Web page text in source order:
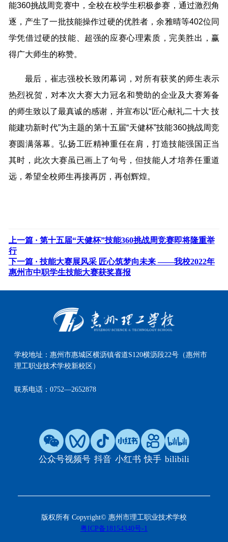
能360挑战周竞赛中，全校在校学生积极参赛，通过激烈角
逐，产生了一批技能操作过硬的优胜者，余雅晴等402位同
学凭借过硬的技能、超强的应赛心理素质，完美胜出，赢
得广大师生的称赞。
最后，崔志强校长致闭幕词，对所有获奖的师生表示
热烈祝贺，对本次大赛大力冠名和赞助的企业及大赛筹备
的师生致以了最真诚的感谢，并宣布以“匠心献礼二十大 技
能建功新时代”为主题的第十五届“天健杯”技能360挑战周竞
赛圆满落幕。弘扬工匠精神重任在肩，打造技能强国正当
其时，此次大赛虽已画上了句号，但技能人才培养任重道
远，希望全校师生再接再厉，再创辉煌。
上一篇 · 第十五届“天健杯”技能360挑战周竞赛即将隆重举
行
下一篇 · 技能大赛展风采 匠心筑梦向未来 ——我校2022年
惠州市中职学生技能大赛获奖喜报
学校地址：惠州市惠城区横沥镇省道S120横沥段22号（惠州市
理工职业技术学校新校区）
联系电话：0752—2652878
公众号视频号 抖音 小红书 快手 bilibili
版权所有 Copyright© 惠州市理工职业技术学校
粤ICP备18154340号-1